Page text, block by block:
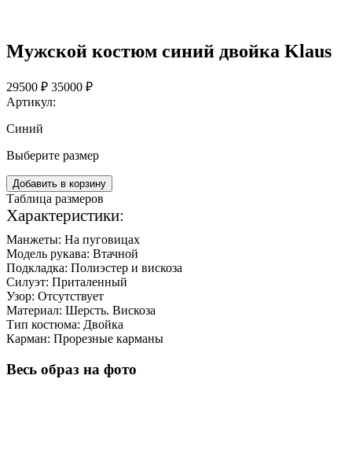
Мужской костюм синий двойка Klaus
29500 ₽ 35000 ₽
Артикул:
Синий
Выберите размер
Добавить в корзину
Таблица размеров
Характеристики:
Манжеты: На пуговицах
Модель рукава: Втачной
Подкладка: Полиэстер и вискоза
Силуэт: Приталенный
Узор: Отсутствует
Материал: Шерсть. Вискоза
Тип костюма: Двойка
Карман: Прорезные карманы
Весь образ на фото